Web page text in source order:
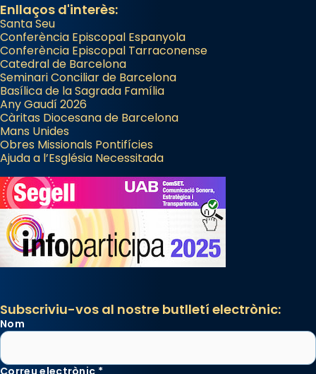
Enllaços d'interès:
Santa Seu
Conferència Episcopal Espanyola
Conferència Episcopal Tarraconense
Catedral de Barcelona
Seminari Conciliar de Barcelona
Basílica de la Sagrada Família
Any Gaudí 2026
Càritas Diocesana de Barcelona
Mans Unides
Obres Missionals Pontifícies
Ajuda a l’Església Necessitada
Subscriviu-vos al nostre butlletí electrònic:
Nom